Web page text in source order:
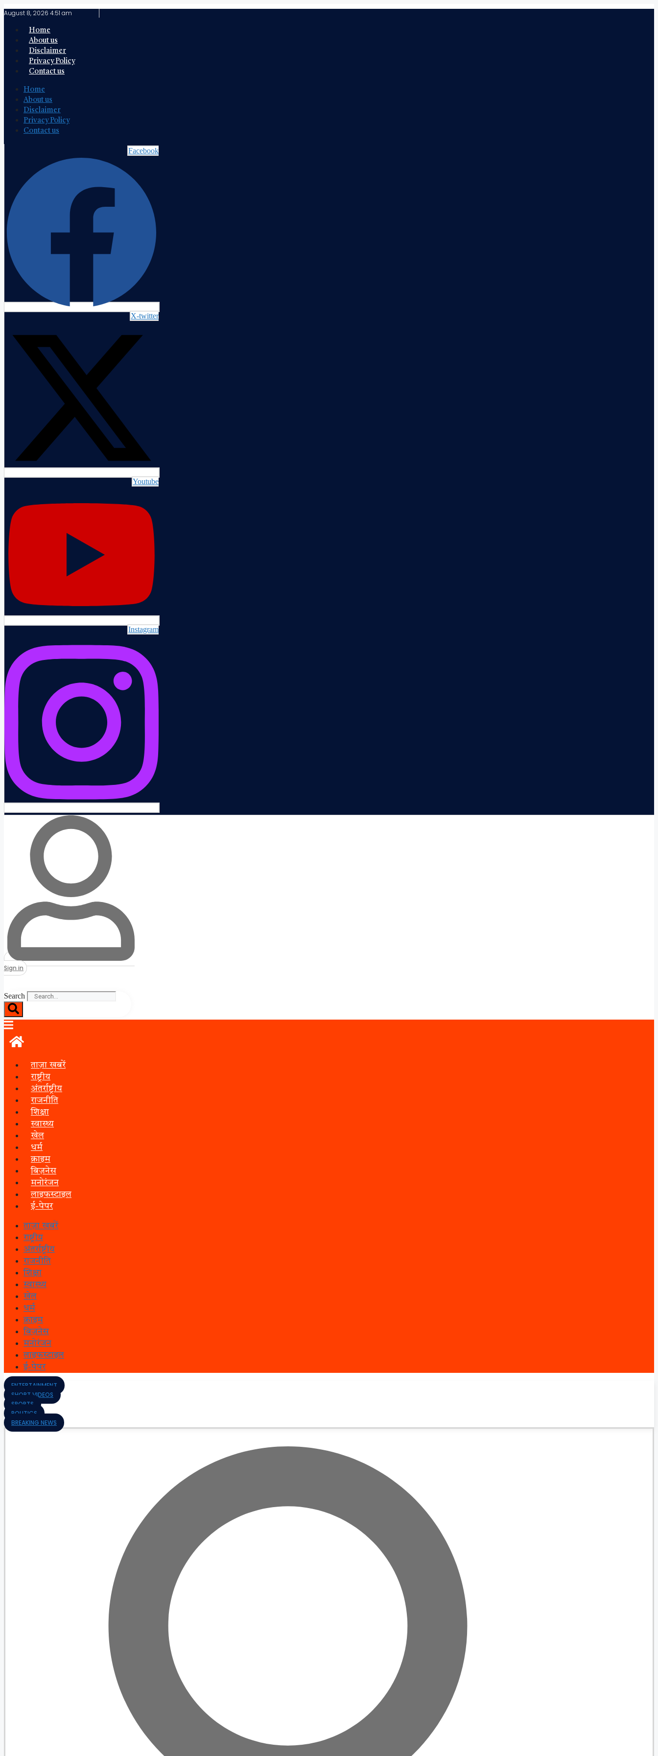
Skip
to
August 8, 2026 4:51 am
Home
About us
Disclaimer
Privacy Policy
Contact us
Home
About us
Disclaimer
Privacy Policy
Contact us
Facebook
X-twitter
Youtube
Instagram
Sign in
Search
ताज़ा खबरें
राष्ट्रीय
अंतर्राष्ट्रीय
राजनीति
शिक्षा
स्वास्थ्य
खेल
धर्म
क्राइम
बिज़नेस
मनोरंजन
लाइफस्टाइल
ई-पेपर
ताज़ा खबरें
राष्ट्रीय
अंतर्राष्ट्रीय
राजनीति
शिक्षा
स्वास्थ्य
खेल
धर्म
क्राइम
बिज़नेस
मनोरंजन
लाइफस्टाइल
ई-पेपर
ENTERTAINMENT
SHORT VIDEOS
SPORTS
POLITICS
BREAKING NEWS